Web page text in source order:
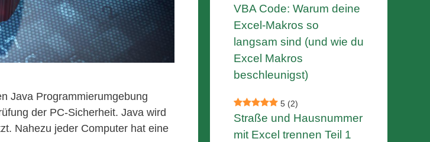
Java Programmierumgebung
der PC-Sicherheit. Java wird
Nahezu jeder Computer hat eine
VBA Code: Warum deine
Excel-Makros so
langsam sind (und wie du
Excel Makros
beschleunigst)
5 (2)
Straße und Hausnummer
mit Excel trennen Teil 1